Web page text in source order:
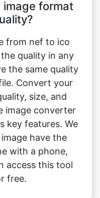
quality in any
the same quality
Convert your
size, and
image converter
key features. We
have the
with a phone,
access this tool
free.
for image